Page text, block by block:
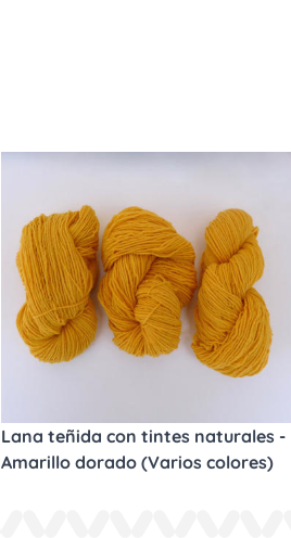
Lana teñida con tintes naturales -
Amarillo dorado (Varios colores)